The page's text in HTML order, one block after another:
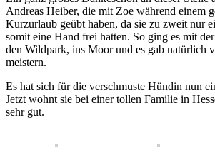
Andreas Heiber, die mit Zoe während einem
Kurzurlaub geübt haben, da sie zu zweit nur
somit eine Hand frei hatten. So ging es mit
den Wildpark, ins Moor und es gab natürlich
meistern.
Es hat sich für die verschmuste Hündin nun
Jetzt wohnt sie bei einer tollen Familie in
sehr gut.